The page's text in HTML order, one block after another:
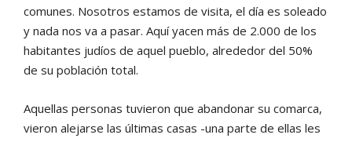
comunes. Nosotros estamos de visita, el día es soleado
y nada nos va a pasar. Aquí yacen más de 2.000 de los
habitantes judíos de aquel pueblo, alrededor del 50%
de su población total.
Aquellas personas tuvieron que abandonar su comarca,
vieron alejarse las últimas casas -una parte de ellas les